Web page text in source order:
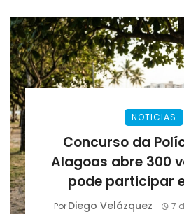
NOTICIAS
Concurso da
Alagoas abre 300
pode participar
preparar para
PorDiego Velázquez 7